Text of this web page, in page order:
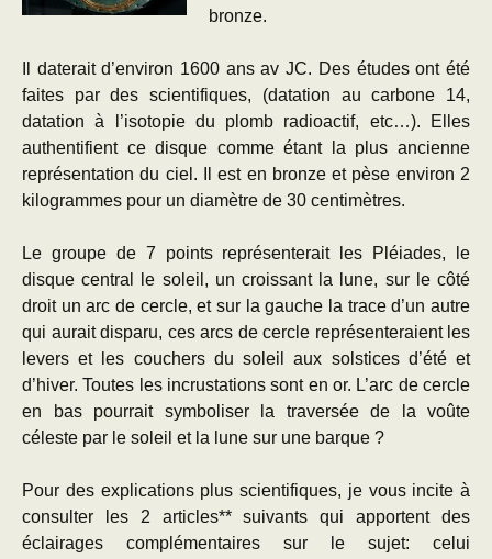
bronze.
Il daterait d’environ 1600 ans av JC. Des études ont été
faites par des scientifiques, (datation au carbone 14,
datation à l’isotopie du plomb radioactif, etc…). Elles
authentifient ce disque comme étant la plus ancienne
représentation du ciel. Il est en bronze et pèse environ 2
kilogrammes pour un diamètre de 30 centimètres.
Le groupe de 7 points représenterait les Pléiades, le
disque central le soleil, un croissant la lune, sur le côté
droit un arc de cercle, et sur la gauche la trace d’un autre
qui aurait disparu, ces arcs de cercle représenteraient les
levers et les couchers du soleil aux solstices d’été et
d’hiver. Toutes les incrustations sont en or. L’arc de cercle
en bas pourrait symboliser la traversée de la voûte
céleste par le soleil et la lune sur une barque ?
Pour des explications plus scientifiques, je vous incite à
consulter les 2 articles** suivants qui apportent des
éclairages complémentaires sur le sujet: celui